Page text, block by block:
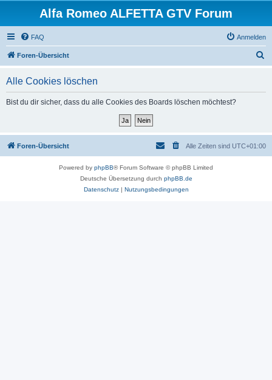
Alfa Romeo ALFETTA GTV Forum
FAQ Anmelden
Foren-Übersicht
Alle Cookies löschen
Bist du dir sicher, dass du alle Cookies des Boards löschen möchtest?
Foren-Übersicht Alle Zeiten sind UTC+01:00
Powered by phpBB® Forum Software © phpBB Limited
Deutsche Übersetzung durch phpBB.de
Datenschutz| Nutzungsbedingungen